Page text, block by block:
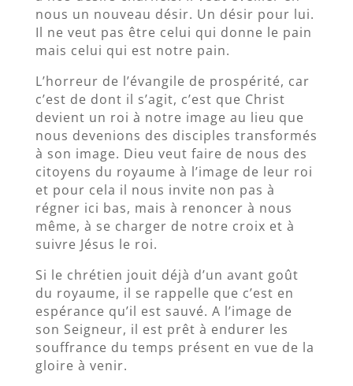
nous un nouveau désir. Un désir pour lui.
Il ne veut pas être celui qui donne le pain
mais celui qui est notre pain.
L’horreur de l’évangile de prospérité, car
c’est de dont il s’agit, c’est que Christ
devient un roi à notre image au lieu que
nous devenions des disciples transformés
à son image. Dieu veut faire de nous des
citoyens du royaume à l’image de leur roi
et pour cela il nous invite non pas à
régner ici bas, mais à renoncer à nous
même, à se charger de notre croix et à
suivre Jésus le roi.
Si le chrétien jouit déjà d’un avant goût
du royaume, il se rappelle que c’est en
espérance qu’il est sauvé. A l’image de
son Seigneur, il est prêt à endurer les
souffrance du temps présent en vue de la
gloire à venir.